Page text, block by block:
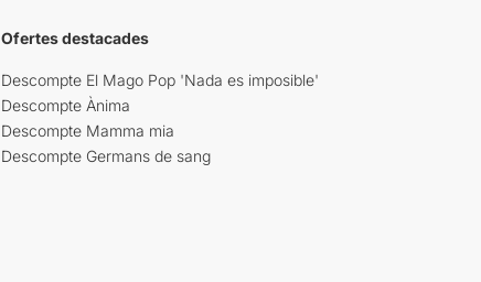
Ofertes destacades
Descompte El Mago Pop 'Nada es imposible'
Descompte Ànima
Descompte Mamma mia
Descompte Germans de sang